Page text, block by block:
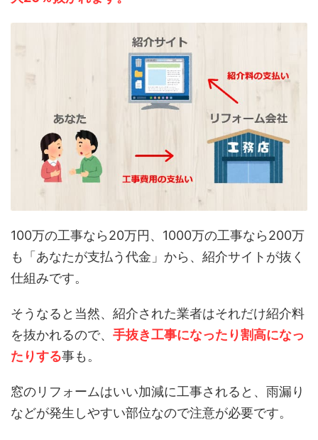
100万の工事なら20万円、1000万の工事なら200万
も「あなたが支払う代金」から、紹介サイトが抜く
仕組みです。
そうなると当然、紹介された業者はそれだけ紹介料
を抜かれるので、 手抜き工事になったり割高になっ
たりする事も。
窓のリフォームはいい加減に工事されると、雨漏り
などが発生しやすい部位なので注意が必要です。